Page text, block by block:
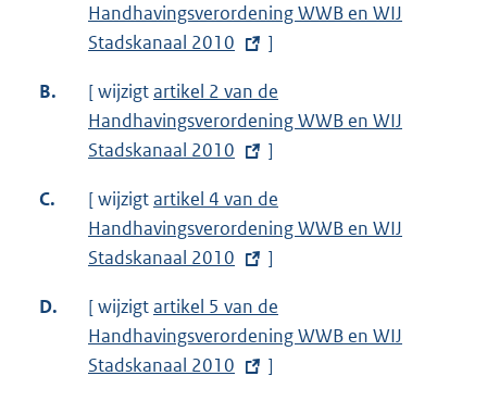
x
t
r
n
e
:
Handhavingsverordening WWB en WIJ
Stadskanaal 2010
]
B. [ wijzigtE
x
t
r
n
e
artikel 2 van de
Handhavingsverordening WWB en WIJ
Stadskanaal 2010
]
C. [ wijzigtE
x
t
r
n
e
artikel 4 van de
Handhavingsverordening WWB en WIJ
Stadskanaal 2010
]
D. [ wijzigtE
x
t
artikel 5 van de
Handhavingsverordening WWB en WIJ
Stadskanaal 2010
]